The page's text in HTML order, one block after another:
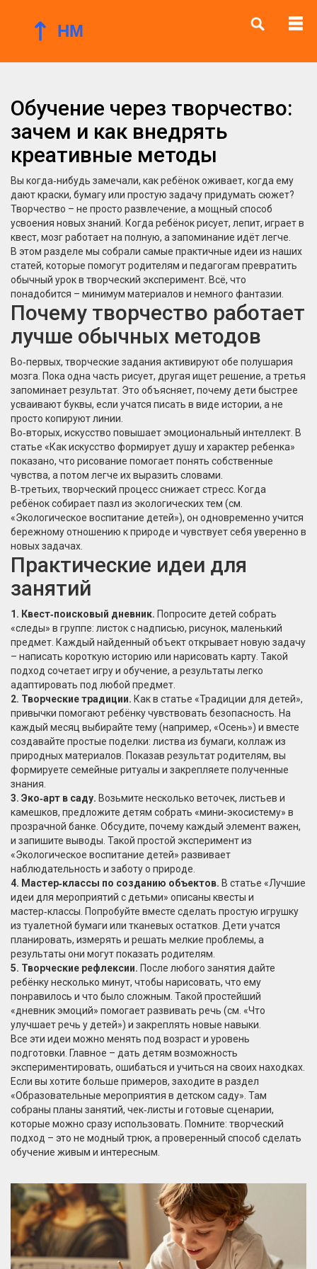
Обучение через творчество:
зачем и как внедрять
креативные методы
Вы когда‑нибудь замечали, как ребёнок оживает, когда ему
дают краски, бумагу или простую задачу придумать сюжет?
Творчество – не просто развлечение, а мощный способ
усвоения новых знаний. Когда ребёнок рисует, лепит, играет в
квест, мозг работает на полную, а запоминание идёт легче.
В этом разделе мы собрали самые практичные идеи из наших
статей, которые помогут родителям и педагогам превратить
обычный урок в творческий эксперимент. Всё, что
понадобится – минимум материалов и немного фантазии.
Почему творчество работает
лучше обычных методов
Во‑первых, творческие задания активируют обе полушария
мозга. Пока одна часть рисует, другая ищет решение, а третья
запоминает результат. Это объясняет, почему дети быстрее
усваивают буквы, если учатся писать в виде истории, а не
просто копируют линии.
Во‑вторых, искусство повышает эмоциональный интеллект. В
статье «Как искусство формирует душу и характер ребенка»
показано, что рисование помогает понять собственные
чувства, а потом легче их выразить словами.
В‑третьих, творческий процесс снижает стресс. Когда
ребёнок собирает пазл из экологических тем (см.
«Экологическое воспитание детей»), он одновременно учится
бережному отношению к природе и чувствует себя уверенно в
новых задачах.
Практические идеи для
занятий
1. Квест‑поисковый дневник. Попросите детей собрать
«следы» в группе: листок с надписью, рисунок, маленький
предмет. Каждый найденный объект открывает новую задачу
– написать короткую историю или нарисовать карту. Такой
подход сочетает игру и обучение, а результаты легко
адаптировать под любой предмет.
2. Творческие традиции. Как в статье «Традиции для детей»,
привычки помогают ребёнку чувствовать безопасность. На
каждый месяц выбирайте тему (например, «Осень») и вместе
создавайте простые поделки: листва из бумаги, коллаж из
природных материалов. Показав результат родителям, вы
формируете семейные ритуалы и закрепляете полученные
знания.
3. Эко‑арт в саду. Возьмите несколько веточек, листьев и
камешков, предложите детям собрать «мини‑экосистему» в
прозрачной банке. Обсудите, почему каждый элемент важен,
и запишите выводы. Такой простой эксперимент из
«Экологическое воспитание детей» развивает
наблюдательность и заботу о природе.
4. Мастер‑классы по созданию объектов. В статье «Лучшие
идеи для мероприятий с детьми» описаны квесты и
мастер‑классы. Попробуйте вместе сделать простую игрушку
из туалетной бумаги или тканевых остатков. Дети учатся
планировать, измерять и решать мелкие проблемы, а
результаты они могут показать родителям.
5. Творческие рефлексии. После любого занятия дайте
ребёнку несколько минут, чтобы нарисовать, что ему
понравилось и что было сложным. Такой простейший
«дневник эмоций» помогает развивать речь (см. «Что
улучшает речь у детей») и закреплять новые навыки.
Все эти идеи можно менять под возраст и уровень
подготовки. Главное – дать детям возможность
экспериментировать, ошибаться и учиться на своих находках.
Если вы хотите больше примеров, заходите в раздел
«Образовательные мероприятия в детском саду». Там
собраны планы занятий, чек‑листы и готовые сценарии,
которые можно сразу использовать. Помните: творческий
подход – это не модный трюк, а проверенный способ сделать
обучение живым и интересным.